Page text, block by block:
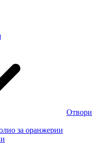
Отвори
за оранжерии